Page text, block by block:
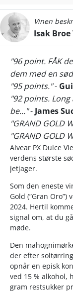
Vinen
Isak Broe
"96 point. FÅK
dem med en
"95 points."-
"92 points.
be..."- James
"GRAND GOLD
"GRAND GOLD
Alvear PX Dulce
verdens største
jetjager.
Som den eneste
Gold (”Gran Oro”)
2024. Hertil
signal om, at du
møde.
Den
der efter
opnår en episk
ved 15 % alkohol,
gram restsukker